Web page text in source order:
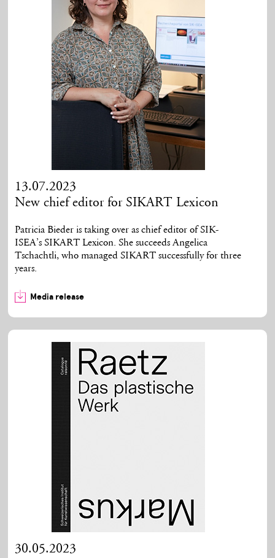
13.07.2023
New chief editor for SIKART Lexicon
Patricia Bieder is taking over as chief editor of SIK-
ISEA’s SIKART Lexicon. She succeeds Angelica
Tschachtli, who managed SIKART successfully for three
years.
Media release
30.05.2023